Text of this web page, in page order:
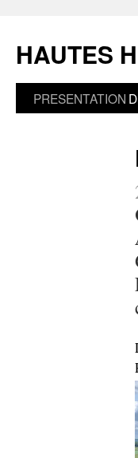
contenu
HAUTES
PRESENTATION